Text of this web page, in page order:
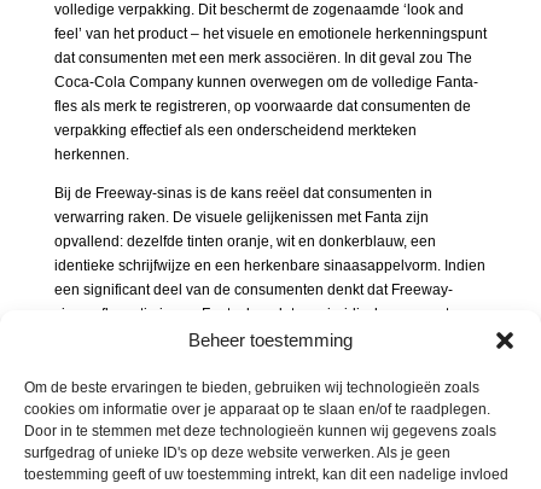
Beheer toestemming
Om de beste ervaringen te bieden, gebruiken wij technologieën zoals
cookies om informatie over je apparaat op te slaan en/of te raadplegen.
Door in te stemmen met deze technologieën kunnen wij gegevens zoals
surfgedrag of unieke ID's op deze website verwerken. Als je geen
toestemming geeft of uw toestemming intrekt, kan dit een nadelige invloed
volledige verpakking. Dit beschermt de zogenaamde ‘look and
feel’ van het product – het visuele en emotionele herkenningspunt
dat consumenten met een merk associëren. In dit geval zou The
Coca-Cola Company kunnen overwegen om de volledige Fanta-
fles als merk te registreren, op voorwaarde dat consumenten de
verpakking effectief als een onderscheidend merkteken
herkennen.
Bij de Freeway-sinas is de kans reëel dat consumenten in
verwarring raken. De visuele gelijkenissen met Fanta zijn
opvallend: dezelfde tinten oranje, wit en donkerblauw, een
identieke schrijfwijze en een herkenbare sinaasappelvorm. Indien
een significant deel van de consumenten denkt dat Freeway-
sinas afkomstig is van Fanta, kan dat een juridisch argument
vormen voor merkinbreuk.
juridische stappen zal ondernemen tegen Lidl. Eén ding is echter
zeker: bedrijven die willen vermijden dat concurrenten meeliften
op hun merkbekendheid, doen er goed aan niet alleen hun naam
en logo, maar ook hun verpakking en visuele identiteit juridisch te